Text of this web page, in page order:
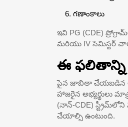
గణాంకాలు
ఇవి PG (CDE)
మరియు IV సెమిస్టర్
ఈ ఫలితాన్ని
పైన జాబితా చేయబడిన ఆరు
హాజరైన అభ్యర్థులు
(నాన్-CDE)
చేయాల్సి ఉంటుంది.